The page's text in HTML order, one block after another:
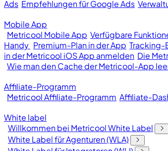
Ads Empfehlungen für Google Ads
Mobile App
Metricool Mobile App Verfügbare
Handy Premium-Plan in der App Tracking-
in der Metricool iOS App anmelden Die
Wie man den Cache der Metricool-App
Affiliate-Programm
Metricool Affiliate-Programm Affiliate-
White label
Willkommen bei Metricool White Label
White Label für Agenturen (WLA)